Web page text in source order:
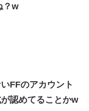
？w
FFのアカウント
認めてることかw